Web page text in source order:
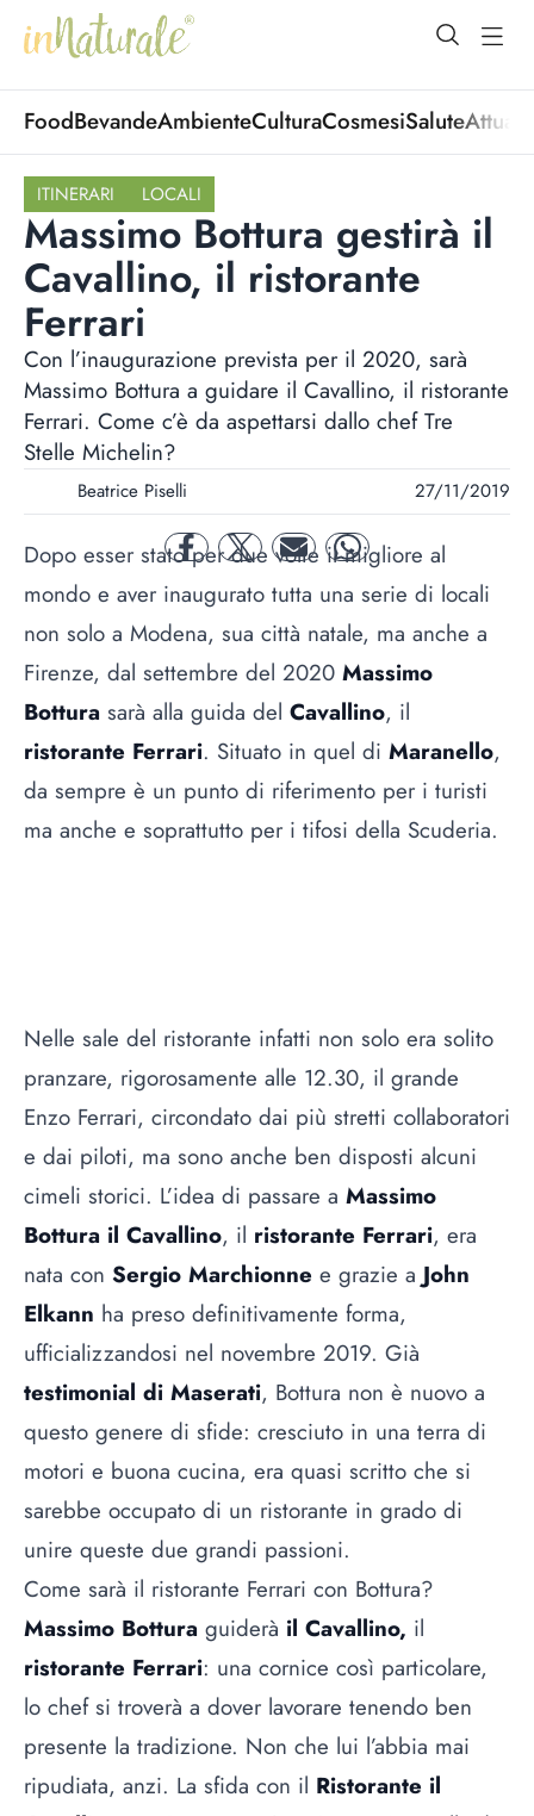
open
FoodBevandeAmbienteCulturaCosmesiSalute
ITINERARI LOCALI
Massimo Bottura gestirà il
Cavallino, il ristorante
Ferrari
Con l’inaugurazione prevista per il 2020, sarà
Massimo Bottura a guidare il Cavallino, il ristorante
Ferrari. Come c’è da aspettarsi dallo chef Tre
Stelle Michelin?
Beatrice Piselli 27/11/2019
facebooktwitter mail whatsapp
Dopo esser stato per due volte il migliore al
mondo e aver inaugurato tutta una serie di locali
non solo a Modena, sua città natale, ma anche a
Firenze, dal settembre del 2020 Massimo
Bottura sarà alla guida del Cavallino, il
ristorante Ferrari. Situato in quel di Maranello,
da sempre è un punto di riferimento per i turisti
ma anche e soprattutto per i tifosi della Scuderia.
Nelle sale del ristorante infatti non solo era solito
pranzare, rigorosamente alle 12.30, il grande
Enzo Ferrari, circondato dai più stretti collaboratori
e dai piloti, ma sono anche ben disposti alcuni
cimeli storici. L’idea di passare a Massimo
Bottura il Cavallino, il ristorante Ferrari, era
nata con Sergio Marchionne e grazie a John
Elkann ha preso definitivamente forma,
ufficializzandosi nel novembre 2019. Già
testimonial di Maserati, Bottura non è nuovo a
questo genere di sfide: cresciuto in una terra di
motori e buona cucina, era quasi scritto che si
sarebbe occupato di un ristorante in grado di
unire queste due grandi passioni.
Come sarà il ristorante Ferrari con Bottura?
Massimo Bottura guiderà il Cavallino, il
ristorante Ferrari: una cornice così particolare,
lo chef si troverà a dover lavorare tenendo ben
presente la tradizione. Non che lui l’abbia mai
ripudiata, anzi. La sfida con il Ristorante il